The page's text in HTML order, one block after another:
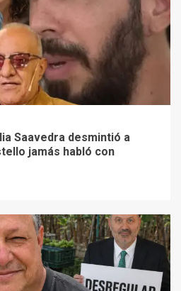
Saavedra desmintió a
jamás habló con